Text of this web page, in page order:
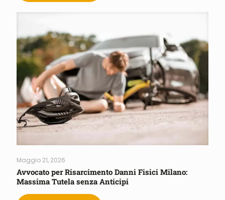
Maggio 21, 2026
Avvocato per Risarcimento Danni Fisici Milano:
Massima Tutela senza Anticipi